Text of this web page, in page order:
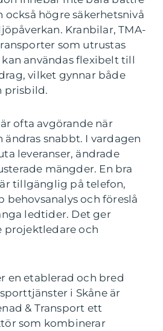
högre säkerhetsnivå
Kranbilar, TMA-
som utrustas
användas flexibelt till
vilket gynnar både
prisbild.
ofta avgörande när
snabbt. I vardagen
leveranser, ändrade
mängder. En bra
tillgänglig på telefon,
behovsanalys och föreslå
ledtider. Det ger
projektledare och
en etablerad och bred
i Skåne är
& Transport ett
som kombinerar